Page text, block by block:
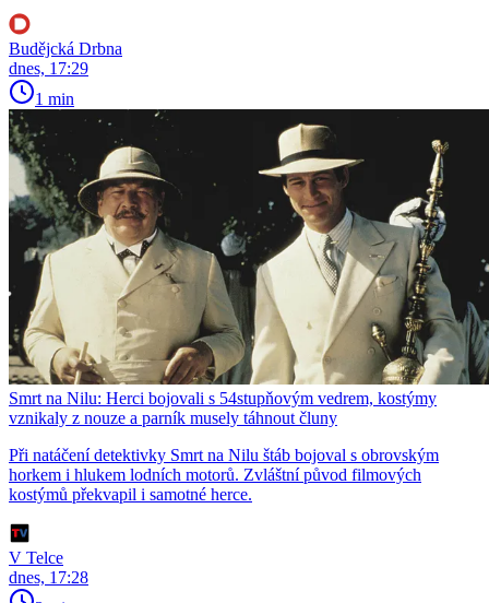
Budějcká Drbna
dnes, 17:29
1 min
Smrt na Nilu: Herci bojovali s 54stupňovým vedrem, kostýmy
vznikaly z nouze a parník musely táhnout čluny
Při natáčení detektivky Smrt na Nilu štáb bojoval s obrovským
horkem i hlukem lodních motorů. Zvláštní původ filmových
kostýmů překvapil i samotné herce.
V Telce
dnes, 17:28